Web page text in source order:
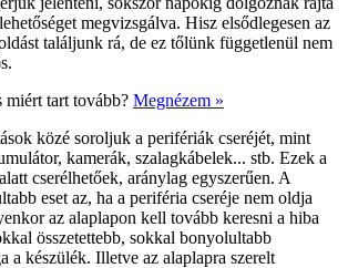
megvizsgálva. Hisz elsődlegesen az
találjunk rá, de ez tőlünk függetlenül nem
tart tovább? Megnézem »
közé soroljuk a perifériák cseréjét, mint
kamerák, szalagkábelek... stb. Ezek a
cserélhetőek, aránylag egyszerűen. A
eset az, ha a periféria cseréje nem oldja
az alaplapon kell tovább keresni a hiba
összetettebb, sokkal bonyolultabb
a készülék. Illetve az alaplapra szerelt